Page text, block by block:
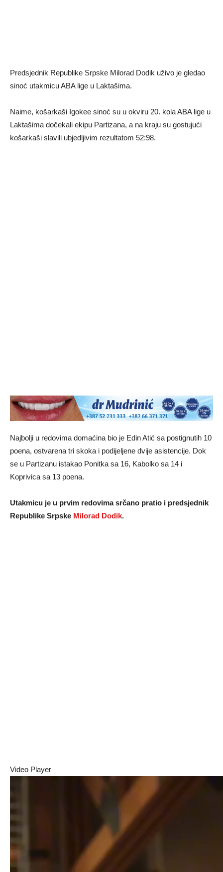
Predsjednik Republike Srpske Milorad Dodik uživo je gledao
sinoć utakmicu ABA lige u Laktašima.
Naime, košarkaši Igokee sinoć su u okviru 20. kola ABA lige u
Laktašima dočekali ekipu Partizana, a na kraju su gostujući
košarkaši slavili ubjedljivim rezultatom 52:98.
Najbolji u redovima domaćina bio je Edin Atić sa postignutih 10
poena, ostvarena tri skoka i podijeljene dvije asistencije. Dok
se u Partizanu istakao Ponitka sa 16, Kabolko sa 14 i
Koprivica sa 13 poena.
Utakmicu je u prvim redovima srčano pratio i predsjednik
Republike Srpske Milorad Dodik.
Video Player